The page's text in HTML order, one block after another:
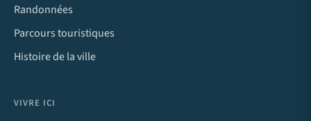
Randonnées
Parcours touristiques
Histoire de la ville
VIVRE ICI